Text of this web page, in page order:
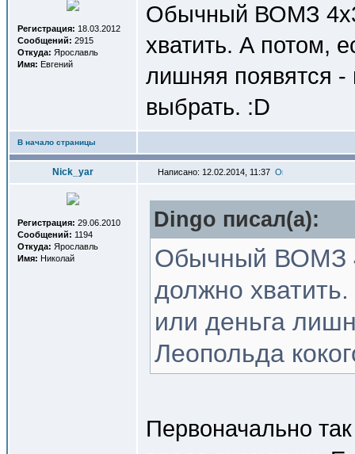
Регистрация: 18.03.2012
Сообщений: 2915
Откуда: Ярославль
Имя: Евгений
Обычный ВОМЗ
хватить. А потом,
лишняя появятся -
выбрать. :D
В начало страницы
Nick_yar Написано: 12.02.2014, 11:37
Регистрация: 29.06.2010
Сообщений: 1194
Откуда: Ярославль
Имя: Николай
Dingo писал(a):
Обычный ВОМЗ
должно
или деньга
Леопольда
Первоначально